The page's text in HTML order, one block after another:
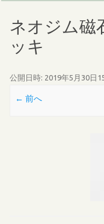
ネオジム磁
ッキ
公開日時: 2019年5月30日
← 前へ